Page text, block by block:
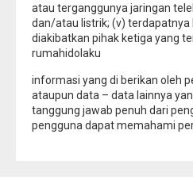
atau terganggunya jaringan
dan/atau listrik; (v) terdapatnya
diakibatkan pihak ketiga yang
rumahidolaku
informasi yang di berikan oleh
ataupun data – data lainnya
tanggung jawab penuh dari
pengguna dapat memahami